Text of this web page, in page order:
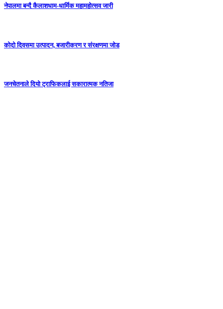
नेपालमा बन्दै कैलाशधाम-धार्मिक महामहोत्सव जारी
कोदो दिवसमा उत्पादन, बजारीकरण र संरक्षणमा जोड
जनचेतनाले दियो ट्राफिकलाई सकारात्मक नतिजा